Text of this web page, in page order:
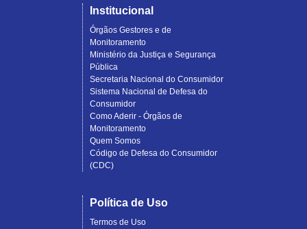
Institucional
Órgãos Gestores e de
Monitoramento
Ministério da Justiça e Segurança
Pública
Secretaria Nacional do Consumidor
Sistema Nacional de Defesa do
Consumidor
Como Aderir - Órgãos de
Monitoramento
Quem Somos
Código de Defesa do Consumidor
(CDC)
Política de Uso
Termos de Uso